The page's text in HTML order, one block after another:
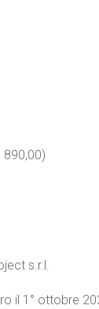
s.r.l.
il 1° ottobre